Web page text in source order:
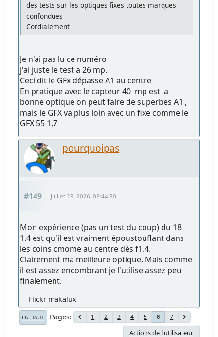
des tests sur les optiques fixes toutes marques
confondues
Cordialement
Je n'ai pas lu ce numéro
j'ai juste le test a 26 mp.
Ceci dit le GFx dépasse A1 au centre
En pratique avec le capteur 40 mp est la
bonne optique on peut faire de superbes A1 ,
mais le GFX va plus loin avec un fixe comme le
GFX 55 1,7
pourquoipas
#149 Juillet 23, 2026, 03:44:30
Mon expérience (pas un test du coup) du 18
1.4 est qu'il est vraiment époustouflant dans
les coins cmome au centre dès f1.4.
Clairement ma meilleure optique. Mais comme
il est assez encombrant je l'utilise assez peu
finalement.
Flickr makalux
EN HAUT Pages 1 2 3 4 5 6 7
Actions de l'utilisateur